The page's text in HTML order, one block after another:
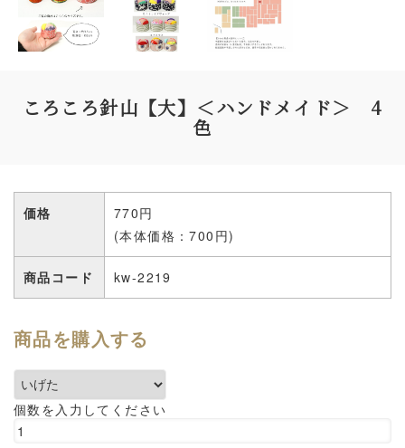
ころころ針山【大】＜ハンドメイド＞ 4
色
価格
770円
(本体価格：700円)
商品コード kw-2219
商品を購入する
個数を入力してください